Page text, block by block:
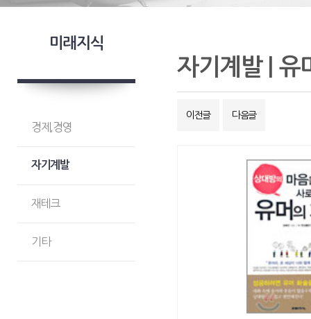
미래지식
경제,경영
자기계발
재테크
기타
자기계발 | 유
이전글 다음글